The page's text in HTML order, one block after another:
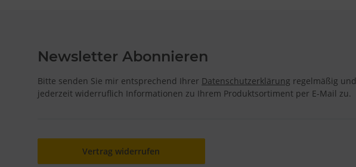
Newsletter Abonnieren
Bitte senden Sie mir entsprechend Ihrer Datenschutzerklärung regelmäßig und
jederzeit widerruflich Informationen zu Ihrem Produktsortiment per E-Mail zu.
Vertrag widerrufen